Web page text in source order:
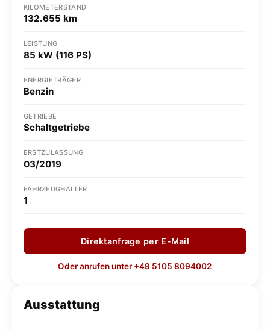
KILOMETERSTAND
132.655 km
LEISTUNG
85 kW (116 PS)
ENERGIETRÄGER
Benzin
GETRIEBE
Schaltgetriebe
ERSTZULASSUNG
03/2019
FAHRZEUGHALTER
1
Direktanfrage per E-Mail
Oder anrufen unter +49 5105 8094002
Ausstattung